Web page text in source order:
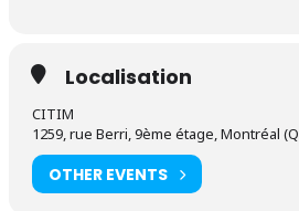
Localisation
CITIM
1259, rue Berri, 9ème étage, Montréal
OTHER EVENTS